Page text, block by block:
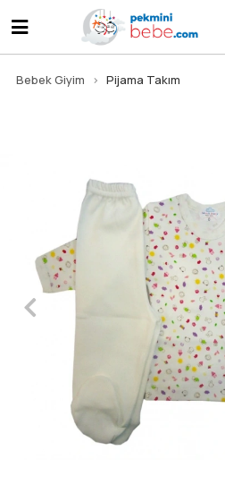
Bebek Giyim Pijama Takım